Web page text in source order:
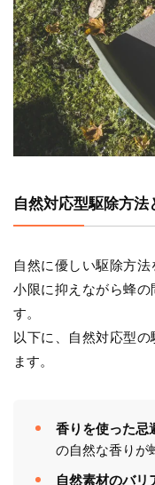
自然対応型駆除方法
自然に優しい駆除方
小限に抑えながら蜂
す。
以下に、自然対応型
ます。
香りを使った忌
の自然な香りが
自然素材のバリ